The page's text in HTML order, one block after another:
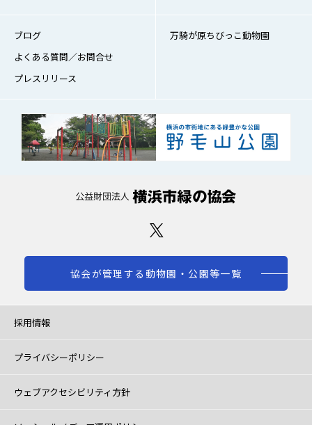
ブログ
よくある質問／お問合せ
プレスリリース
万騎が原ちびっこ動物園
協会が管理する動物園・公園等一覧
採用情報
プライバシーポリシー
ウェブアクセシビリティ方針